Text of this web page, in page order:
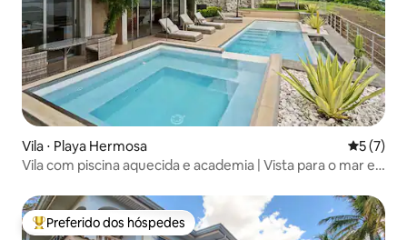
Vila ⋅ Playa Hermosa 5 de
5 (7)
Vila com piscina aquecida e academia | Vista para o mar e
Entre os melhores preferidos dos hóspedes
Preferido dos hóspedes